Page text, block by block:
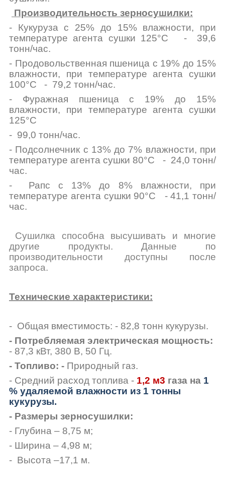
Производительность зерносушилки:
- Кукуруза
с 25% до 15% влажности, при
температуре агента сушки 125°C
- 39,6
тонн/час.
- Продовольственная пшеница с 19% до 15%
влажности, при температуре агента сушки
100°C - 79,2 тонн/час.
- Фуражная пшеница с 19% до 15%
влажности, при температуре агента сушки
125°C
- 99,0 тонн/час.
- Подсолнечник с 13% до 7% влажности, при
температуре агента сушки 80°C - 24,0 тонн/
час.
- Рапс с 13% до 8% влажности, при
температуре агента сушки 90°C - 41,1 тонн/
час.
Сушилка способна высушивать и многие
другие продукты. Данные по
производительности доступны после
запроса.
Технические характеристики:
- Общая вместимость: - 82,8 тонн кукурузы.
- Потребляемая электрическая мощность:
- 87,3 кВт, 380 В, 50 Гц.
- Топливо: - Природный газ.
- Средний расход топлива - 1,2 м3 газа на 1
% удаляемой влажности из 1 тонны
кукурузы.
- Размеры зерносушилки:
- Глубина – 8,75 м;
- Ширина – 4,98 м;
- Высота –17,1 м.